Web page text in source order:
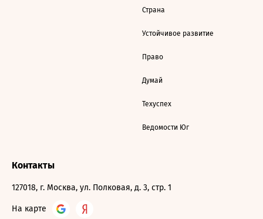
Страна
Устойчивое развитие
Право
Думай
Техуспех
Ведомости Юг
Контакты
127018, г. Москва, ул. Полковая, д. 3, стр. 1
На карте